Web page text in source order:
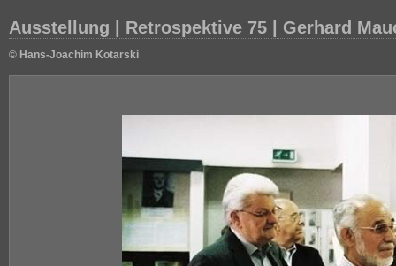
Ausstellung | Retrospektive 75 | Gerhard
© Hans-Joachim Kotarski